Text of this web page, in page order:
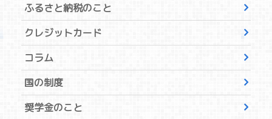
ふるさと納税のこと
クレジットカード
コラム
国の制度
奨学金のこと